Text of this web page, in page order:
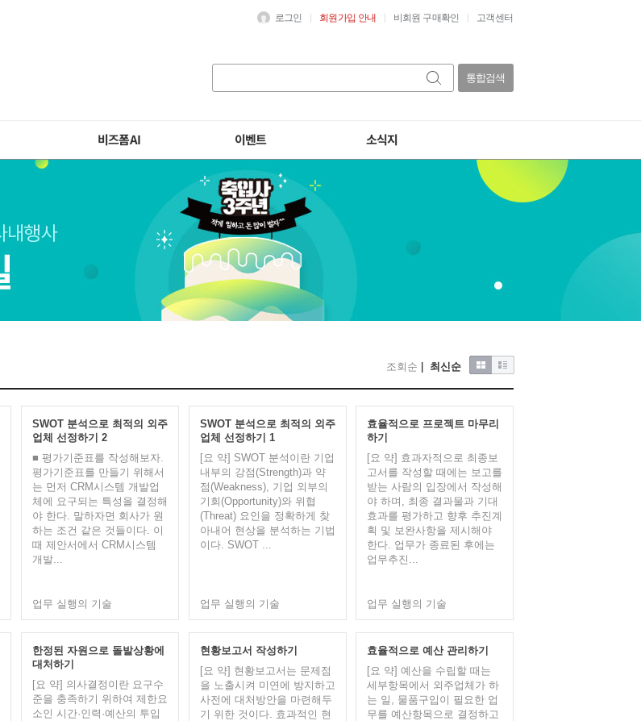
로그인 회원가입 안내 비회원 구매확인 고객센터
통합검색
비즈폼 AI 이벤트 소식지
조회순 최신순
SWOT 분석으로 최적의 외주
업체 선정하기 2
■ 평가기준표를 작성해보자. ​
평가기준표를 만들기 위해서
는 먼저 CRM시스템 개발업
체에 요구되는 특성을 결정해
야 한다. 말하자면 회사가 원
하는 조건 같은 것들이다. 이
때 제안서에서 CRM시스템
개발...
업무 실행의 기술
SWOT 분석으로 최적의 외주
업체 선정하기 1
[요 약] SWOT 분석이란 기업
내부의 강점(Strength)과 약
점(Weakness), 기업 외부의
기회(Opportunity)와 위협
(Threat) 요인을 정확하게 찾
아내어 현상을 분석하는 기법
이다. SWOT ...
업무 실행의 기술
효율적으로 프로젝트 마무리
하기
​[요 약] 효과자적으로 최종보
고서를 작성할 때에는 보고를
받는 사람의 입장에서 작성해
야 하며, 최종 결과물과 기대
효과를 평가하고 향후 추진계
획 및 보완사항을 제시해야
한다. 업무가 종료된 후에는
업무추진...
업무 실행의 기술
한정된 자원으로 돌발상황에
대처하기
[요 약] 의사결정이란 요구수
준을 충족하기 위하여 제한요
소인 시간·인력·예산의 투입
현황보고서 작성하기
[요 약] 현황보고서는 문제점
을 노출시켜 미연에 방지하고
사전에 대처방안을 마련해두
기 위한 것이다. 효과적인 현
효율적으로 예산 관리하기
[요 약] 예산을 수립할 때는
세부항목에서 외주업체가 하
는 일, 물품구입이 필요한 업
무를 예산항목으로 결정하고